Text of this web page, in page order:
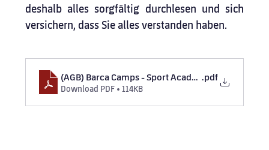
deshalb alles sorgfältig durchlesen und sich
versichern, dass Sie alles verstanden haben.
(AGB) Barca Camps - Sport Academy Pro GmbH
.pdf
Download PDF • 114KB